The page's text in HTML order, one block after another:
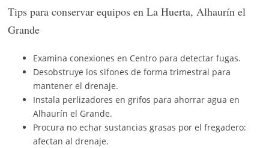
Tips para conservar equipos en La Huerta, Alhaurín el
Grande
Examina conexiones en Centro para detectar fugas.
Desobstruye los sifones de forma trimestral para
mantener el drenaje.
Instala perlizadores en grifos para ahorrar agua en
Alhaurín el Grande.
Procura no echar sustancias grasas por el fregadero:
afectan al drenaje.